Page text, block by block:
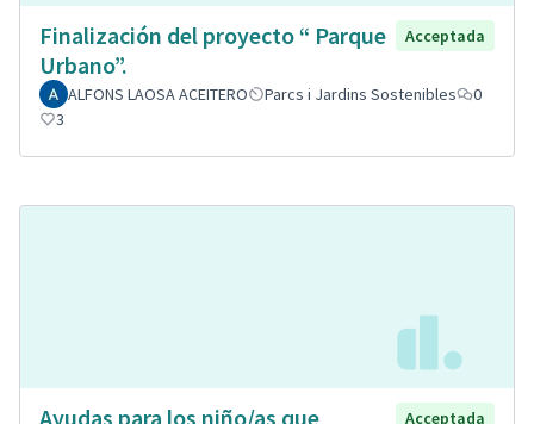
Finalización del proyecto “ Parque
Urbano”.
Acceptada
ALFONS LAOSA ACEITERO Parcs i Jardins Sostenibles
0
3
Ayudas para los niño/as que Acceptada